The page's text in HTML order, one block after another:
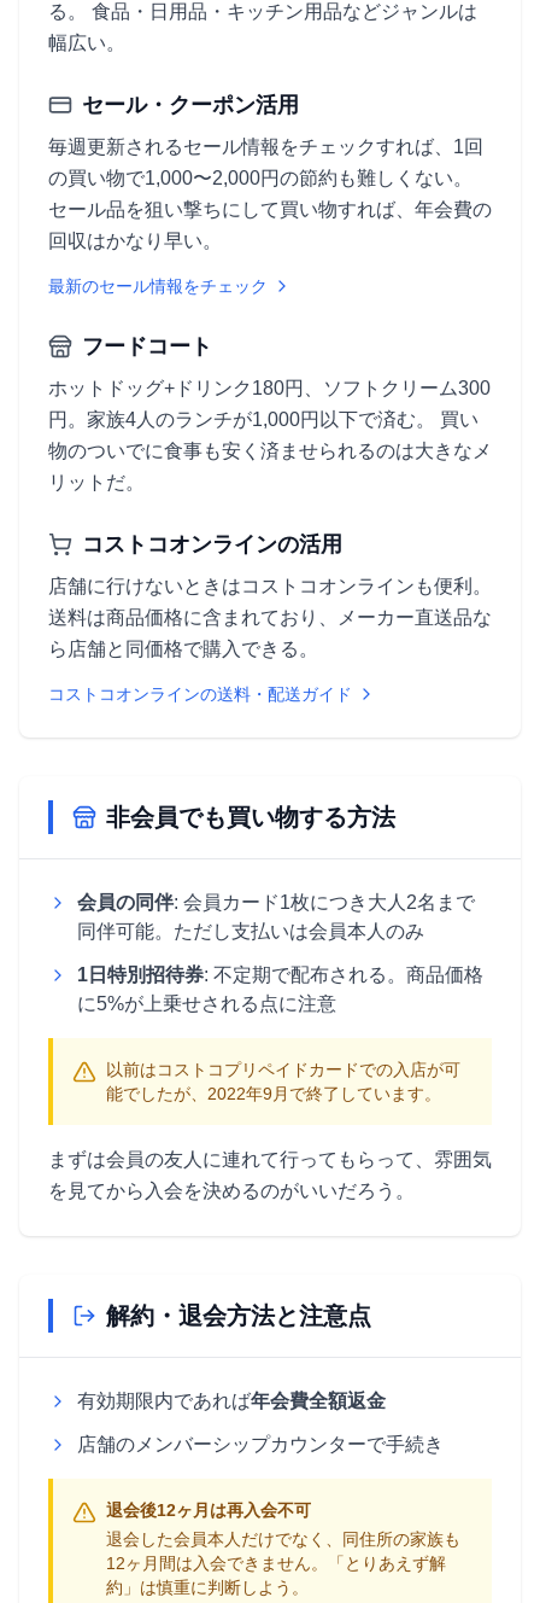
る。 食品・日用品・キッチン用品などジャンルは
幅広い。
セール・クーポン活用
毎週更新されるセール情報をチェックすれば、1回
の買い物で1,000〜2,000円の節約も難しくない。
セール品を狙い撃ちにして買い物すれば、年会費の
回収はかなり早い。
最新のセール情報をチェック
フードコート
ホットドッグ+ドリンク180円、ソフトクリーム300
円。家族4人のランチが1,000円以下で済む。 買い
物のついでに食事も安く済ませられるのは大きなメ
リットだ。
コストコオンラインの活用
店舗に行けないときはコストコオンラインも便利。
送料は商品価格に含まれており、メーカー直送品な
ら店舗と同価格で購入できる。
コストコオンラインの送料・配送ガイド
非会員でも買い物する方法
会員の同伴: 会員カード1枚につき大人2名まで
同伴可能。ただし支払いは会員本人のみ
1日特別招待券: 不定期で配布される。商品価格
に5%が上乗せされる点に注意
以前はコストコプリペイドカードでの入店が可
能でしたが、2022年9月で終了しています。
まずは会員の友人に連れて行ってもらって、雰囲気
を見てから入会を決めるのがいいだろう。
解約・退会方法と注意点
有効期限内であれば年会費全額返金
店舗のメンバーシップカウンターで手続き
退会後12ヶ月は再入会不可
退会した会員本人だけでなく、同住所の家族も
12ヶ月間は入会できません。「とりあえず解
約」は慎重に判断しよう。